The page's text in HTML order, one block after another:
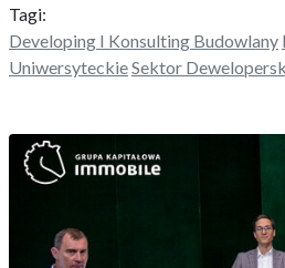
Tagi:
Developing I Konsulting Budowlany
UniwersyteckieSektor